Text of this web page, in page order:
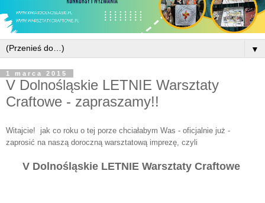
▼
1 marca 2015
V Dolnośląskie LETNIE Warsztaty
Craftowe - zapraszamy!!
Witajcie!
jak co roku o tej porze chciałabym Was - oficjalnie już -
zaprosić na naszą doroczną warsztatową imprezę, czyli
V Dolnośląskie LETNIE Warsztaty Craftowe